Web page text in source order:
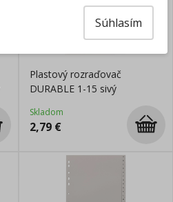
Plastový rozraďovač
DURABLE 1-15 sivý
Skladom
2,79 €
Súhlasím